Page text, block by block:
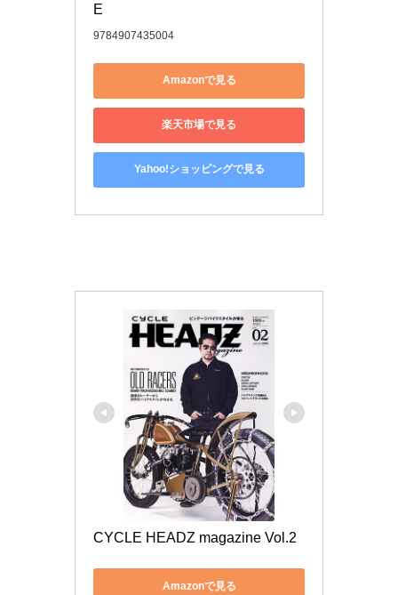
E
9784907435004
Amazonで見る
楽天市場で見る
Yahoo!ショッピングで見る
CYCLE HEADZ magazine Vol.2
Amazonで見る